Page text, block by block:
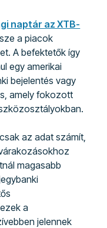
naptár az XTB-
a piacok
A befektetők így
egy amerikai
bejelentés vagy
amely fokozott
az adat számít,
magasabb
a
jelennek